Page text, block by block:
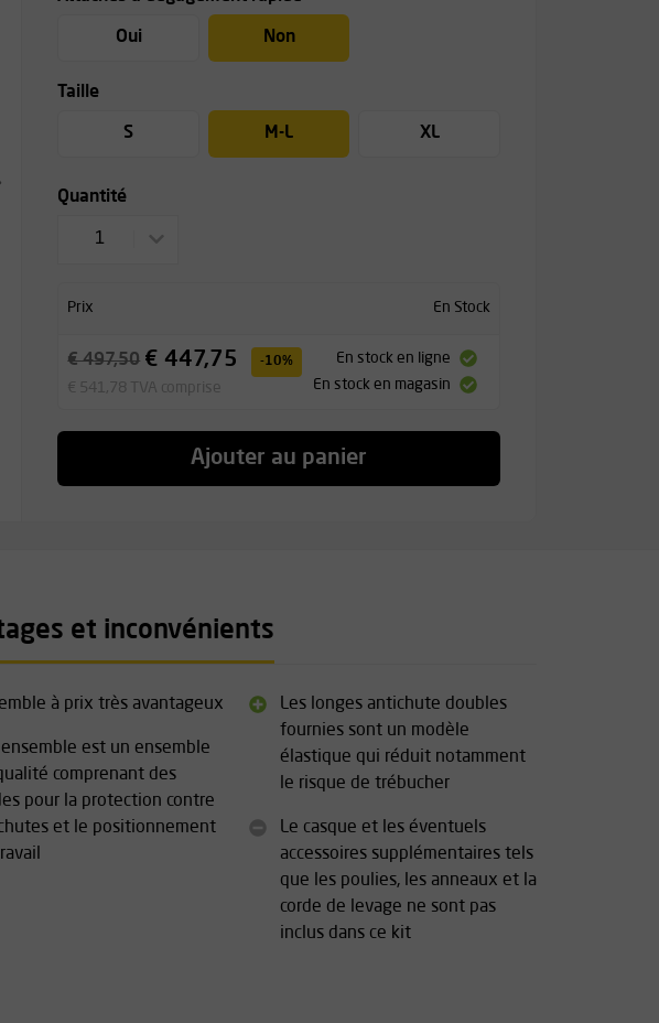
Oui Non
Taille
S M-L XL
Quantité
1
Prix En Stock
€ 497,50 € 447,75 -10%
€ 541,78 TVA comprise
En stock en ligne
En stock en magasin
Ajouter au panier
et inconvénients
à prix très avantageux
est un ensemble
comprenant des
pour la protection contre
et le positionnement
Les longes antichute doubles
fournies sont un modèle
élastique qui réduit notamment
le risque de trébucher
Le casque et les éventuels
accessoires supplémentaires tels
que les poulies, les anneaux et la
corde de levage ne sont pas
inclus dans ce kit